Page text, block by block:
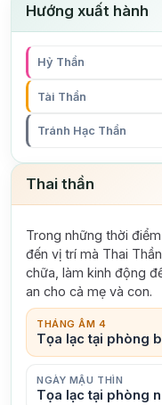
Hướng xuất hành
Hỷ Thần
Tài Thần
Tránh Hạc Thần
Thai thần
Trong những thời
đến vị trí mà Thai
chữa, làm kinh động
an cho cả mẹ và con.
THÁNG ÂM 4
Tọa lạc tại phòng
NGÀY MẬU THÌN
Tọa lạc tại phòng